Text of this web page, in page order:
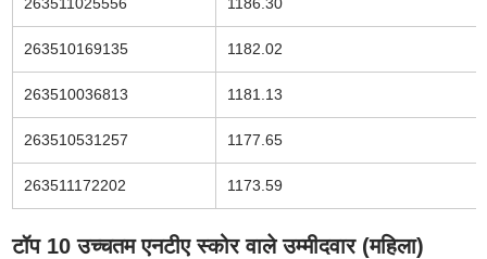
263510169135 1182.02
263510036813 1181.13
263510531257 1177.65
263511172202 1173.59
टॉप 10 उच्चतम एनटीए स्कोर वाले उम्मीदवार (महिला)